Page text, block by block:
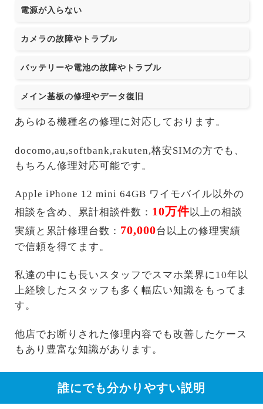
電源が入らない
カメラの故障やトラブル
バッテリーや電池の故障やトラブル
メイン基板の修理やデータ復旧
あらゆる機種名の修理に対応しております。
docomo,au,softbank,rakuten,格安SIMの方でも、
もちろん修理対応可能です。
Apple iPhone 12 mini 64GB ワイモバイル以外の
相談を含め、累計相談件数： 10万件以上の相談
実績と累計修理台数： 70,000台以上の修理実績
で信頼を得てます。
私達の中にも長いスタッフでスマホ業界に10年以
上経験したスタッフも多く幅広い知識をもってま
す。
他店でお断りされた修理内容でも改善したケース
もあり豊富な知識があります。
誰にでも分かりやすい説明